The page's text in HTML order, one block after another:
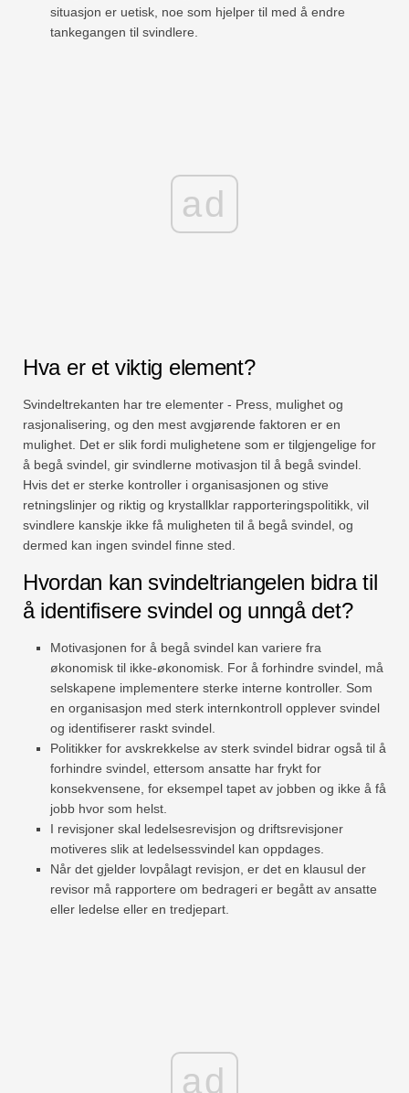
situasjon er uetisk, noe som hjelper til med å endre
tankegangen til svindlere.
ad
Hva er et viktig element?
Svindeltrekanten har tre elementer - Press, mulighet og
rasjonalisering, og den mest avgjørende faktoren er en
mulighet. Det er slik fordi mulighetene som er tilgjengelige for
å begå svindel, gir svindlerne motivasjon til å begå svindel.
Hvis det er sterke kontroller i organisasjonen og stive
retningslinjer og riktig og krystallklar rapporteringspolitikk, vil
svindlere kanskje ikke få muligheten til å begå svindel, og
dermed kan ingen svindel finne sted.
Hvordan kan svindeltriangelen bidra til
å identifisere svindel og unngå det?
Motivasjonen for å begå svindel kan variere fra
økonomisk til ikke-økonomisk. For å forhindre svindel, må
selskapene implementere sterke interne kontroller. Som
en organisasjon med sterk internkontroll opplever svindel
og identifiserer raskt svindel.
Politikker for avskrekkelse av sterk svindel bidrar også til å
forhindre svindel, ettersom ansatte har frykt for
konsekvensene, for eksempel tapet av jobben og ikke å få
jobb hvor som helst.
I revisjoner skal ledelsesrevisjon og driftsrevisjoner
motiveres slik at ledelsessvindel kan oppdages.
Når det gjelder lovpålagt revisjon, er det en klausul der
revisor må rapportere om bedrageri er begått av ansatte
eller ledelse eller en tredjepart.
ad